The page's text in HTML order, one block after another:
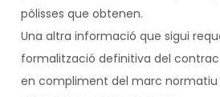
pòlisses que obtenen.
Una altra informació que sigui
formalització definitiva del
en compliment del marc normatiu